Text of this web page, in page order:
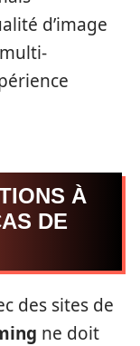
d’image
À
DE
des sites de
ne doit